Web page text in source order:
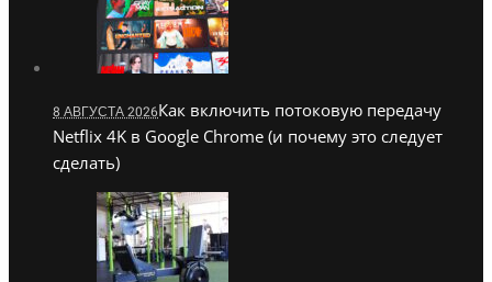
8 АВГУСТА 2026Как включить потоковую передачу
Netflix 4K в Google Chrome (и почему это следует
сделать)